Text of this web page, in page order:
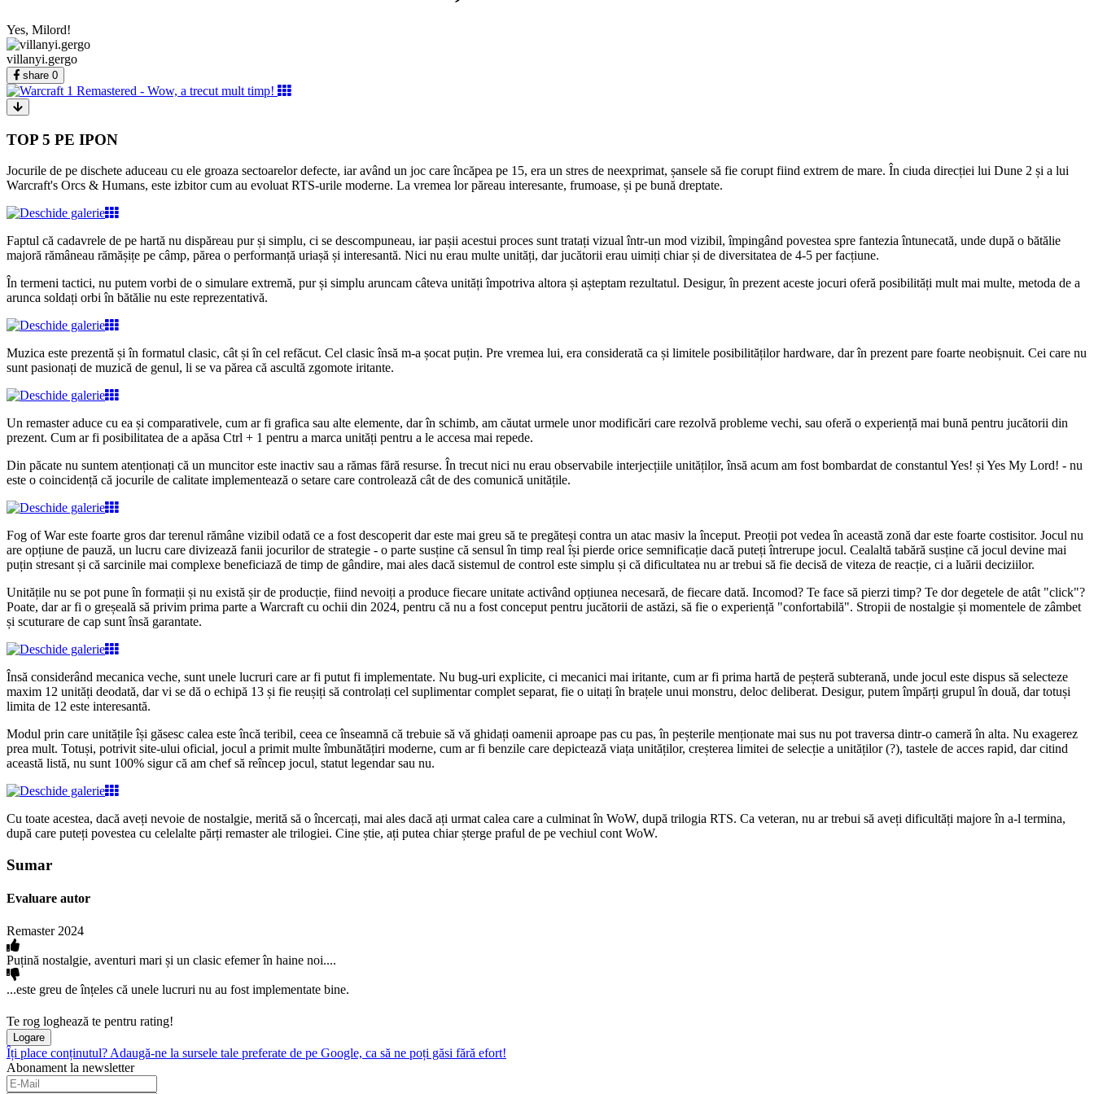
Yes, Milord!
villanyi.gergo
share 0
TOP 5 PE IPON
Jocurile de pe dischete aduceau cu ele groaza sectoarelor defecte, iar având un joc care încăpea pe 15, era un stres de neexprimat, șansele să fie corupt fiind extrem de mare. În ciuda direcției lui Dune 2 și a lui
Warcraft's Orcs & Humans, este izbitor cum au evoluat RTS-urile moderne. La vremea lor păreau interesante, frumoase, și pe bună dreptate.
Faptul că cadavrele de pe hartă nu dispăreau pur și simplu, ci se descompuneau, iar pașii acestui proces sunt tratați vizual într-un mod vizibil, împingând povestea spre fantezia întunecată, unde după o bătălie
majoră rămâneau rămășițe pe câmp, părea o performanță uriașă și interesantă. Nici nu erau multe unități, dar jucătorii erau uimiți chiar și de diversitatea de 4-5 per facțiune.
În termeni tactici, nu putem vorbi de o simulare extremă, pur și simplu aruncam câteva unități împotriva altora și așteptam rezultatul. Desigur, în prezent aceste jocuri oferă posibilități mult mai multe, metoda de a
arunca soldați orbi în bătălie nu este reprezentativă.
Muzica este prezentă și în formatul clasic, cât și în cel refăcut. Cel clasic însă m-a șocat puțin. Pre vremea lui, era considerată ca și limitele posibilităților hardware, dar în prezent pare foarte neobișnuit. Cei care nu
sunt pasionați de muzică de genul, li se va părea că ascultă zgomote iritante.
Un remaster aduce cu ea și comparativele, cum ar fi grafica sau alte elemente, dar în schimb, am căutat urmele unor modificări care rezolvă probleme vechi, sau oferă o experiență mai bună pentru jucătorii din
prezent. Cum ar fi posibilitatea de a apăsa Ctrl + 1 pentru a marca unități pentru a le accesa mai repede.
Din păcate nu suntem atenționați că un muncitor este inactiv sau a rămas fără resurse. În trecut nici nu erau observabile interjecțiile unităților, însă acum am fost bombardat de constantul Yes! și Yes My Lord! - nu
este o coincidență că jocurile de calitate implementează o setare care controlează cât de des comunică unitățile.
Fog of War este foarte gros dar terenul rămâne vizibil odată ce a fost descoperit dar este mai greu să te pregăteși contra un atac masiv la început. Preoții pot vedea în această zonă dar este foarte costisitor. Jocul nu
are opțiune de pauză, un lucru care divizează fanii jocurilor de strategie - o parte susține că sensul în timp real își pierde orice semnificație dacă puteți întrerupe jocul. Cealaltă tabără susține că jocul devine mai
puțin stresant și că sarcinile mai complexe beneficiază de timp de gândire, mai ales dacă sistemul de control este simplu și că dificultatea nu ar trebui să fie decisă de viteza de reacție, ci a luării deciziilor.
Unitățile nu se pot pune în formații și nu există șir de producție, fiind nevoiți a produce fiecare unitate activând opțiunea necesară, de fiecare dată. Incomod? Te face să pierzi timp? Te dor degetele de atât "click"?
Poate, dar ar fi o greșeală să privim prima parte a Warcraft cu ochii din 2024, pentru că nu a fost conceput pentru jucătorii de astăzi, să fie o experiență "confortabilă". Stropii de nostalgie și momentele de zâmbet
și scuturare de cap sunt însă garantate.
Însă considerând mecanica veche, sunt unele lucruri care ar fi putut fi implementate. Nu bug-uri explicite, ci mecanici mai iritante, cum ar fi prima hartă de peșteră subterană, unde jocul este dispus să selecteze
maxim 12 unități deodată, dar vi se dă o echipă 13 și fie reușiți să controlați cel suplimentar complet separat, fie o uitați în brațele unui monstru, deloc deliberat. Desigur, putem împărți grupul în două, dar totuși
limita de 12 este interesantă.
Modul prin care unitățile își găsesc calea este încă teribil, ceea ce înseamnă că trebuie să vă ghidați oamenii aproape pas cu pas, în peșterile menționate mai sus nu pot traversa dintr-o cameră în alta. Nu exagerez
prea mult. Totuși, potrivit site-ului oficial, jocul a primit multe îmbunătățiri moderne, cum ar fi benzile care depictează viața unităților, creșterea limitei de selecție a unităților (?), tastele de acces rapid, dar citind
această listă, nu sunt 100% sigur că am chef să reîncep jocul, statut legendar sau nu.
Cu toate acestea, dacă aveți nevoie de nostalgie, merită să o încercați, mai ales dacă ați urmat calea care a culminat în WoW, după trilogia RTS. Ca veteran, nu ar trebui să aveți dificultăți majore în a-l termina,
după care puteți povestea cu celelalte părți remaster ale trilogiei. Cine știe, ați putea chiar șterge praful de pe vechiul cont WoW.
Sumar
Evaluare autor
Remaster 2024
Puțină nostalgie, aventuri mari și un clasic efemer în haine noi....
...este greu de înțeles că unele lucruri nu au fost implementate bine.
Te rog loghează te pentru rating!
Logare
Îți place conținutul? Adaugă-ne la sursele tale preferate de pe Google, ca să ne poți găsi fără efort!
Abonament la newsletter